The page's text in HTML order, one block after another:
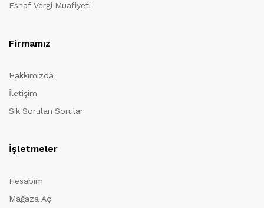
Esnaf Vergi Muafiyeti
Firmamız
Hakkımızda
İletişim
Sık Sorulan Sorular
İşletmeler
Hesabım
Mağaza Aç